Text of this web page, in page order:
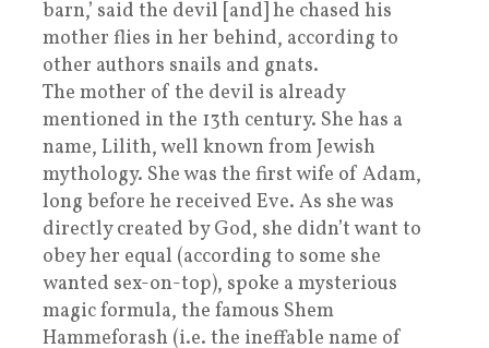
barn,’ said the devil [and] he chased his
mother flies in her behind, according to
other authors snails and gnats.
The mother of the devil is already
mentioned in the 13th century. She has a
name, Lilith, well known from Jewish
mythology. She was the first wife of Adam,
long before he received Eve. As she was
directly created by God, she didn’t want to
obey her equal (according to some she
wanted sex-on-top), spoke a mysterious
magic formula, the famous Shem
Hammeforash (i.e. the ineffable name of